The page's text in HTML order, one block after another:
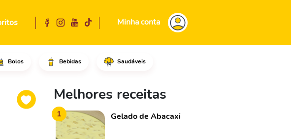
Minha conta
Bolos Bebidas Saudáveis
em seguida, adicione
Melhores receitas
1 Gelado de Abacaxi